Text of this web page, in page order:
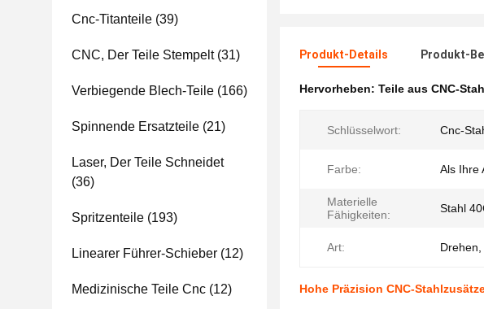
Cnc-Titanteile (39)
CNC, Der Teile Stempelt(31)
Verbiegende Blech-Teile (166)
Spinnende Ersatzteile (21)
Laser, Der Teile Schneidet
(36)
Spritzenteile (193)
Linearer Führer-Schieber (12)
Medizinische Teile Cnc (12)
Produkt-Details Produkt-
Hervorheben: Teile aus CNC-
Schlüsselwort: Cnc-
Farbe: Als Ihre
Materielle
Fähigkeiten:
Stahl
Art:
Hohe Präzision CNC-